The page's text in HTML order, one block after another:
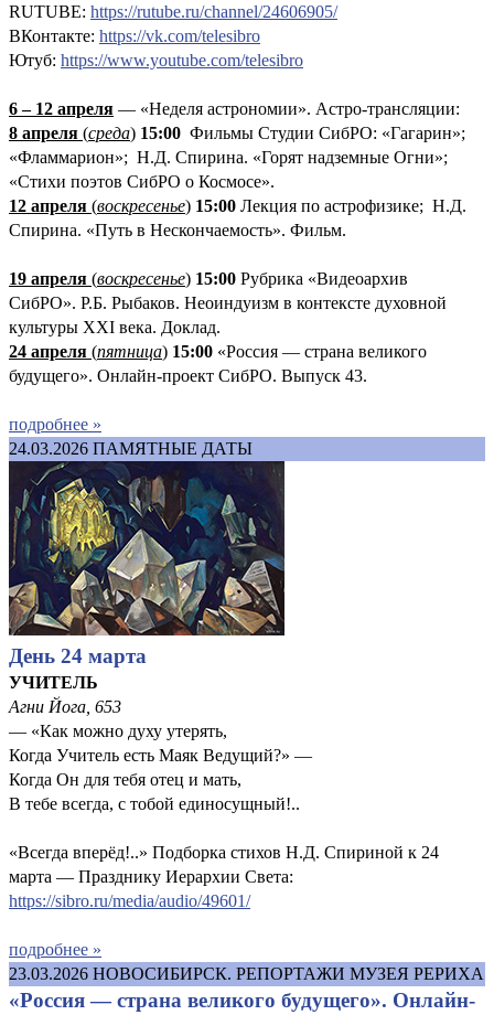
RUTUBE: https://rutube.ru/channel/24606905/
ВКонтакте: https://vk.com/telesibro
Ютуб: https://www.youtube.com/telesibro
6 – 12 апреля — «Неделя астрономии». Астро-трансляции:
8 апреля (среда) 15:00 Фильмы Студии СибРО: «Гагарин»;
«Фламмарион»; Н.Д. Спирина. «Горят надземные Огни»;
«Стихи поэтов СибРО о Космосе».
12 апреля (воскресенье) 15:00 Лекция по астрофизике; Н.Д.
Спирина. «Путь в Нескончаемость». Фильм.
19 апреля (воскресенье) 15:00 Рубрика «Видеоархив
СибРО». Р.Б. Рыбаков. Неоиндуизм в контексте духовной
культуры XXI века. Доклад.
24 апреля (пятница) 15:00 «Россия — страна великого
будущего». Онлайн-проект СибРО. Выпуск 43.
подробнее »
24.03.2026 ПАМЯТНЫЕ ДАТЫ
День 24 марта
УЧИТЕЛЬ
Агни Йога, 653
— «Как можно духу утерять,
Когда Учитель есть Маяк Ведущий?» —
Когда Он для тебя отец и мать,
В тебе всегда, с тобой единосущный!..
«Всегда вперёд!..» Подборка стихов Н.Д. Спириной к 24
марта — Празднику Иерархии Света:
https://sibro.ru/media/audio/49601/
подробнее »
23.03.2026 НОВОСИБИРСК. РЕПОРТАЖИ МУЗЕЯ РЕРИХА
«Россия — страна великого будущего». Онлайн-